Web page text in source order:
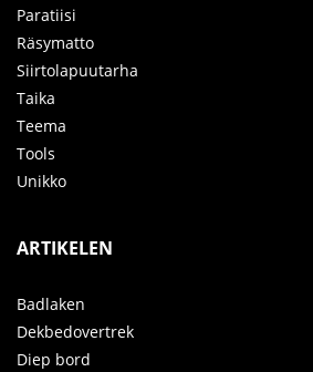
Paratiisi
Räsymatto
Siirtolapuutarha
Taika
Teema
Tools
Unikko
ARTIKELEN
Badlaken
Dekbedovertrek
Diep bord